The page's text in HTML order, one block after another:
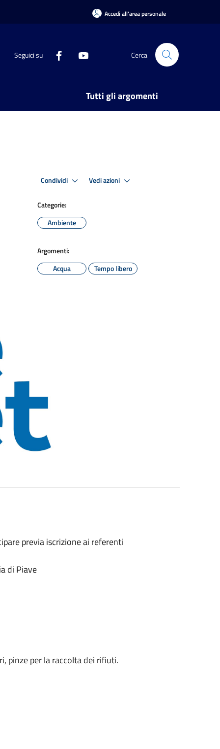
Accedi all'area personale
Seguici su Cerca
Tutti gli argomenti
Condividi Vedi azioni
Categorie:
Ambiente
Argomenti:
Acqua
Tempo libero
previa iscrizione ai referenti
di Piave
pinze per la raccolta dei rifiuti.